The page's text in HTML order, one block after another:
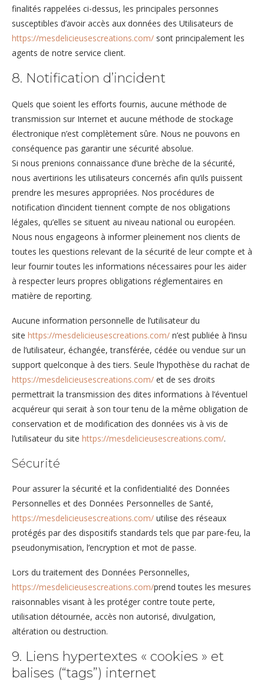
finalités rappelées ci-dessus, les principales personnes
susceptibles d’avoir accès aux données des Utilisateurs de
https://mesdelicieusescreations.com/ sont principalement les
agents de notre service client.
8. Notification d’incident
Quels que soient les efforts fournis, aucune méthode de
transmission sur Internet et aucune méthode de stockage
électronique n’est complètement sûre. Nous ne pouvons en
conséquence pas garantir une sécurité absolue.
Si nous prenions connaissance d’une brèche de la sécurité,
nous avertirions les utilisateurs concernés afin qu’ils puissent
prendre les mesures appropriées. Nos procédures de
notification d’incident tiennent compte de nos obligations
légales, qu’elles se situent au niveau national ou européen.
Nous nous engageons à informer pleinement nos clients de
toutes les questions relevant de la sécurité de leur compte et à
leur fournir toutes les informations nécessaires pour les aider
à respecter leurs propres obligations réglementaires en
matière de reporting.
Aucune information personnelle de l’utilisateur du
site https://mesdelicieusescreations.com/ n’est publiée à l’insu
de l’utilisateur, échangée, transférée, cédée ou vendue sur un
support quelconque à des tiers. Seule l’hypothèse du rachat de
https://mesdelicieusescreations.com/ et de ses droits
permettrait la transmission des dites informations à l’éventuel
acquéreur qui serait à son tour tenu de la même obligation de
conservation et de modification des données vis à vis de
l’utilisateur du site https://mesdelicieusescreations.com/.
Sécurité
Pour assurer la sécurité et la confidentialité des Données
Personnelles et des Données Personnelles de Santé,
https://mesdelicieusescreations.com/ utilise des réseaux
protégés par des dispositifs standards tels que par pare-feu, la
pseudonymisation, l’encryption et mot de passe.
Lors du traitement des Données Personnelles,
https://mesdelicieusescreations.com/prend toutes les mesures
raisonnables visant à les protéger contre toute perte,
utilisation détournée, accès non autorisé, divulgation,
altération ou destruction.
9. Liens hypertextes « cookies » et
balises (“tags”) internet